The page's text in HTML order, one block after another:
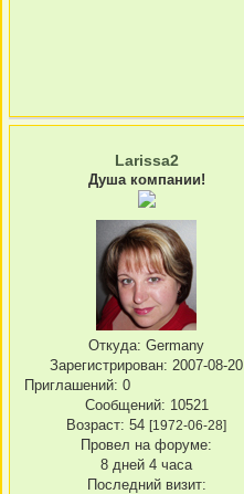
Larissa2
Душа компании!
Откуда: Germany
Зарегистрирован: 2007-08-20
Приглашений: 0
Сообщений: 10521
Возраст: 54 [1972-06-28]
Провел на форуме:
8 дней 4 часа
Последний визит: